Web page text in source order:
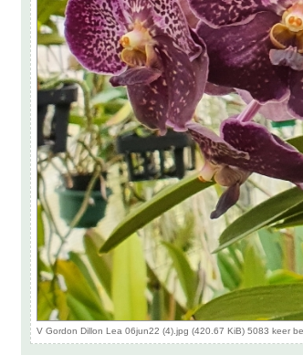
V Gordon Dillon Lea 06jun22 (4).jpg (420.67 KiB) 5083 keer